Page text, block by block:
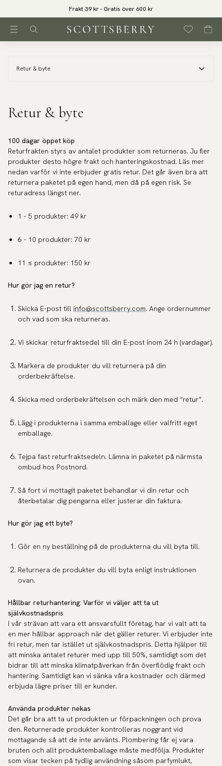
Frakt 39 kr - Gratis över 600 kr
Retur & byte
Retur & byte
100 dagar öppet köp
Returfrakten styrs av antalet produkter som returneras. Ju fler
produkter desto högre frakt och hanteringskostnad. Läs mer
nedan varför vi inte erbjuder gratis retur. Det går även bra att
returnera paketet på egen hand, men då på egen risk. Se
returadress längst ner.
1 - 5 produkter: 49 kr
6 - 10 produkter: 70 kr
11 ≤ produkter: 150 kr
Hur gör jag en retur?
Skicka E-post till info@scottsberry.com. Ange ordernummer
och vad som ska returneras.
Vi skickar returfraktsedel till din E-post inom 24 h (vardagar).
Markera de produkter du vill returnera på din
orderbekräftelse.
Skicka med orderbekräftelsen och märk den med ”retur”.
Lägg i produkterna i samma emballage eller valfritt eget
emballage.
Tejpa fast returfraktsedeln. Lämna in paketet på närmsta
ombud hos Postnord.
Så fort vi mottagit paketet behandlar vi din retur och
återbetalar dig pengarna eller justerar din faktura.
Hur gör jag ett byte?
Gör en ny beställning på de produkterna du vill byta till.
Returnera de produkter du vill byta enligt instruktionen
ovan.
Hållbar returhantering: Varför vi väljer att ta ut
självkostnadspris
I vår strävan att vara ett ansvarsfullt företag, har vi valt att ta
en mer hållbar approach när det gäller returer. Vi erbjuder inte
fri retur, men tar istället ut självkostnadspris. Detta hjälper till
att minska antalet returer med upp till 50%, samtidigt som det
bidrar till att minska klimatpåverkan från överflödig frakt och
hantering. Samtidigt kan vi sänka våra kostnader och därmed
erbjuda lägre priser till er kunder.
Använda produkter nekas
Det går bra att ta ut produkten ur förpackningen och prova
den. Returnerade produkter kontrolleras noggrant vid
mottagande så att de inte använts. Plombering får ej vara
bruten och allt produktemballage måste medfölja. Produkter
som visar tecken på tydlig användning såsom parfymlukt,